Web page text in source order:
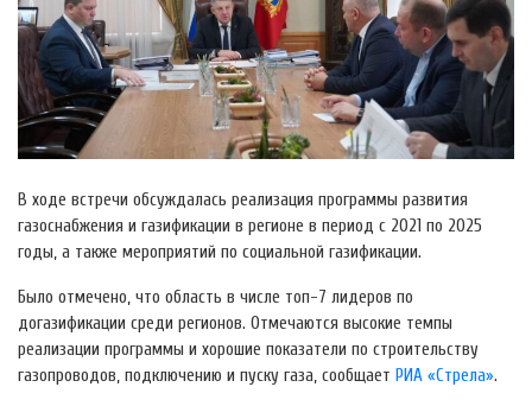
В ходе встречи обсуждалась реализация программы развития
газоснабжения и газификации в регионе в период с 2021 по 2025
годы, а также мероприятий по социальной газификации.
Было отмечено, что область в числе топ-7 лидеров по
догазификации среди регионов. Отмечаются высокие темпы
реализации программы и хорошие показатели по строительству
газопроводов, подключению и пуску газа, сообщает РИА «Стрела».